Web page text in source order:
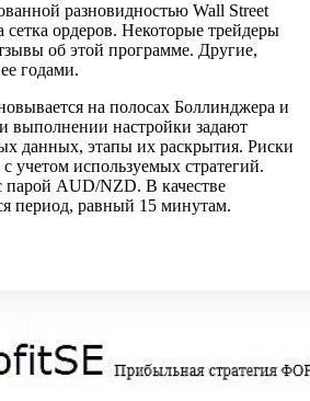
разновидностью Wall Street
сетка ордеров. Некоторые трейдеры
об этой программе. Другие,
годами.
на полосах Боллинджера и
выполнении настройки задают
данных, этапы их раскрытия. Риски
учетом используемых стратегий.
парой AUD/NZD. В качестве
период, равный 15 минутам.